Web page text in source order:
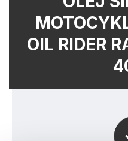
OIL RIDER